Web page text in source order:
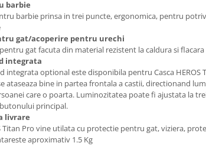
barbie
barbie prinsa in trei puncte, ergonomica, pentru
gat/acoperire pentru urechi
gat facuta din material rezistent la caldura si flacara
integrata
integrata optional este disponibila pentru Casca HEROS
ataseaza bine in partea frontala a castii, directionand
care o poarta. Luminozitatea poate fi ajustata la
principal.
livrare
Titan Pro vine utilata cu protectie pentru gat, viziera,
aproximativ 1.5 Kg